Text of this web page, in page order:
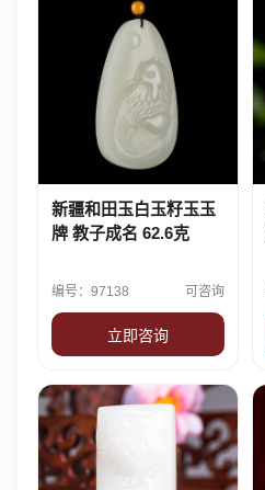
新疆和田玉白玉籽玉玉
牌 教子成名 62.6克
编号：97138 可咨询
立即咨询